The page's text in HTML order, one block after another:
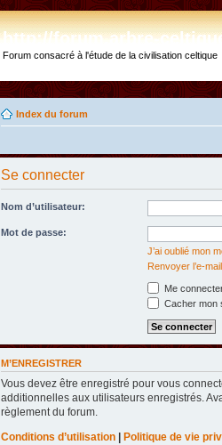
http://forum.arbre-
Forum consacré à l'étude de la civilisation celtique
Index du forum
Se connecter
Nom d’utilisateur:
Mot de passe:
J’ai oublié mon
Renvoyer l’e-
Me
Cacher mon
M’ENREGISTRER
Vous devez être enregistré pour vous
additionnelles aux utilisateurs enregistrés.
règlement du forum.
Conditions d’utilisation
Politique de vie